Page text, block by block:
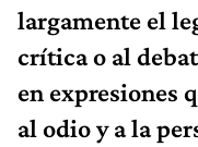
largamente el
crítica o al
en expresiones
al odio y a la